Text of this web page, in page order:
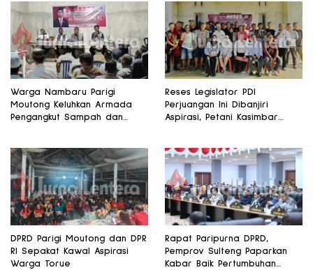
Warga Nambaru Parigi
Moutong Keluhkan Armada
Pengangkut Sampah dan
Reses Legislator PDI
Perjuangan Ini Dibanjiri
Aspirasi, Petani Kasimbar
DPRD Parigi Moutong dan DPR
RI Sepakat Kawal Aspirasi
Warga Torue
Rapat Paripurna DPRD,
Pemprov Sulteng Paparkan
Kabar Baik Pertumbuhan